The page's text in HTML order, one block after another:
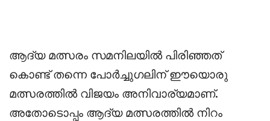
‎ആദ്യ മത്സരം സമനിലയിൽ പിരിഞ്ഞത്
കൊണ്ട് തന്നെ പോർച്ചുഗലിന് ഈയൊരു
മത്സരത്തിൽ വിജയം അനിവാര്യമാണ്.
അതോടൊപ്പം ആദ്യ മത്സരത്തിൽ നിറം